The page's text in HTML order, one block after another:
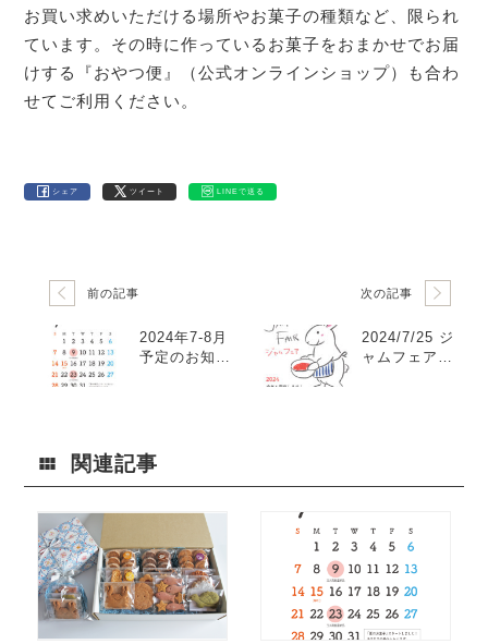
お買い求めいただける場所やお菓子の種類など、限られ
ています。その時に作っているお菓子をおまかせでお届
けする『おやつ便』（公式オンラインショップ）も合わ
せてご利用ください。
シェア ツイート LINEで送る
前の記事
2024年7-8月
予定のお知ら
次の記事
2024/7/25 ジ
ャムフェア開
関連記事